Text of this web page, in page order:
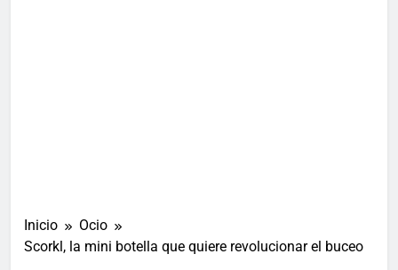
Inicio
Ocio
Scorkl, la mini botella que quiere revolucionar el buceo